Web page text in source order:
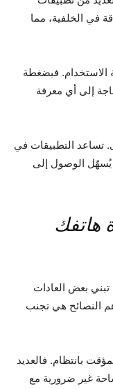
في الخلفية، مما
الاستخدام. فبضغطة
إلى أي معرفة
تساعد التطبيقات في
يُسهّل الوصول إلى
هاتفك
بعض العادات
النصائح هي تجنب
بانتظام. فالعديد
غير ضرورية مع